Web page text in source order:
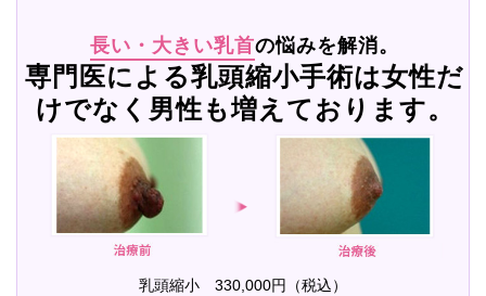
長い・大きい乳首の悩みを解消。
専門医による乳頭縮小手術は女性だ
けでなく男性も増えております。
乳頭縮小 330,000円（税込）